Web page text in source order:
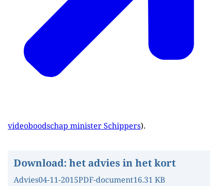
videoboodschap minister Schippers).
Download: het advies in het kort
Advies04-11-2015PDF-document16.31 KB